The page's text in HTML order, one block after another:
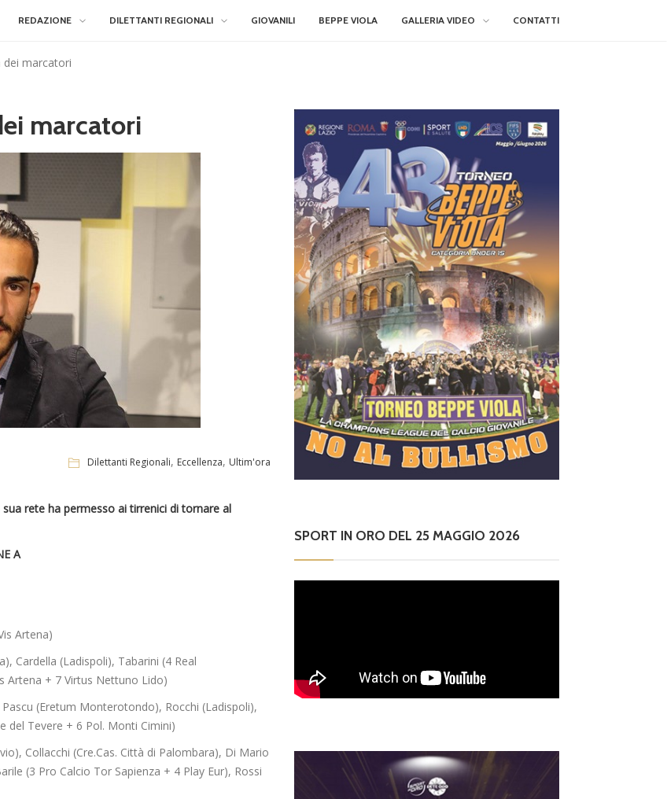
REDAZIONE DILETTANTI REGIONALI GIOVANILI BEPPE VIOLA GALLERIA VIDEO CONTATTI
dei marcatori
marcatori
Dilettanti Regionali, Eccellenza, Ultim'ora
rete ha permesso ai tirrenici di tornare al
A
Artena)
Cardella (Ladispoli), Tabarini (4 Real
Artena + 7 Virtus Nettuno Lido)
(Eretum Monterotondo), Rocchi (Ladispoli),
del Tevere + 6 Pol. Monti Cimini)
Collacchi (Cre.Cas. Città di Palombara), Di Mario
(3 Pro Calcio Tor Sapienza + 4 Play Eur), Rossi
SPORT IN ORO DEL 25 MAGGIO 2026